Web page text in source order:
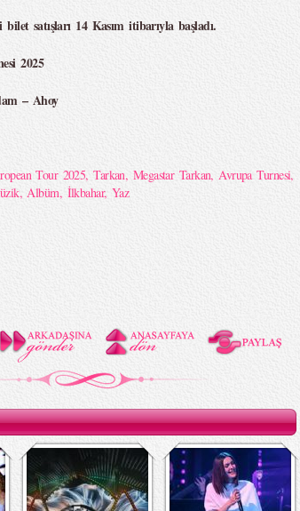
satışları 14 Kasım itibarıyla başladı.
2025
– Ahoy
Tour 2025,Tarkan, Megastar Tarkan,Avrupa Turnesi,
,Albüm, İlkbahar, Yaz